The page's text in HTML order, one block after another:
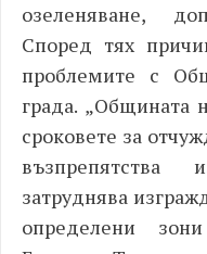
озеленяване,
Според тях
проблемите с
града. „Общината
сроковете за
възпрепятства
затруднява
определени